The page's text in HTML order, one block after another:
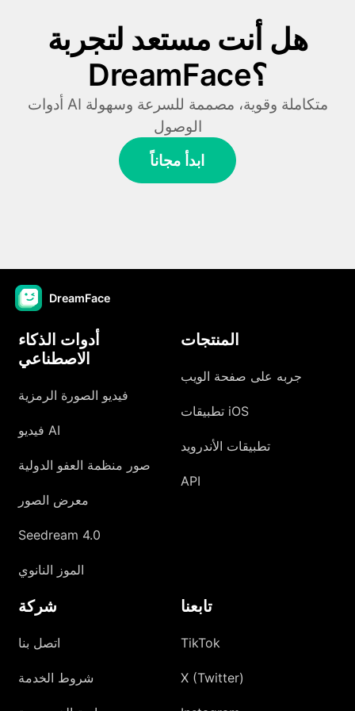
هل أنت مستعد لتجربة
DreamFace؟
أدوات AI متكاملة وقوية، مصممة للسرعة وسهولة
الوصول
ابدأ مجاناً
DreamFace
أدوات الذكاء
الاصطناعي
فيديو الصورة الرمزية
فيديو AI
صور منظمة العفو الدولية
معرض الصور
Seedream 4.0
الموز النانوي
المنتجات
جربه على صفحة الويب
تطبيقات iOS
تطبيقات الأندرويد
API
شركة
اتصل بنا
شروط الخدمة
تابعنا
TikTok
X (Twitter)